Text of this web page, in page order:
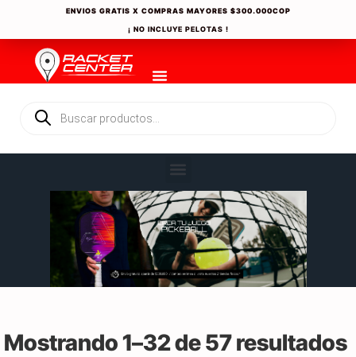
ENVIOS GRATIS X COMPRAS MAYORES $300.000COP
¡ NO INCLUYE PELOTAS !
Mostrando 1–32 de 57 resultados